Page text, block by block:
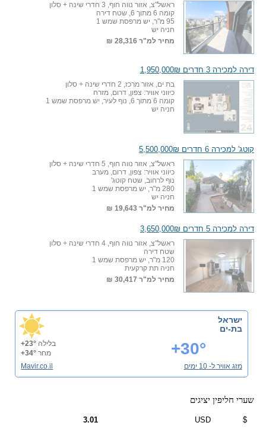
ראשל"צ, אזור נווה חוף, 3 חדרי שינה + סלון
קומה 6 מתוך 6, שטח דירה
95 מ"ר, יש מרפסת שמש 1
חניה יש
מחיר למ"ר 28,316 ₪
דירה למכירה 3 חדרים 1,950,000₪
בת ים, אזור מרכז, 2 חדרי שינה + סלון
כיווני אוויר: צפון, דרום, מזרח
קומה 6 מתוך 6, נוף לעיר, יש מרפסת שמש 1
חניה יש
קוטג' למכירה 6 חדרים 5,500,000₪
ראשל"צ, אזור נווה חוף, 5 חדרי שינה + סלון
כיווני אוויר: צפון, דרום, מערב
נוף לרחוב, שטח קוטג'
280 מ"ר, יש מרפסת שמש 1
חניה יש
מחיר למ"ר 19,643 ₪
דירה למכירה 5 חדרים 3,650,000₪
ראשל"צ, אזור נווה חוף, 4 חדרי שינה + סלון
שטח דירה
120 מ"ר, יש מרפסת שמש 1
חניה תת קרקעית
מחיר למ"ר 30,417 ₪
ישראל
בת-ים
+30° בלילה +23°
מחר +34°
מזג אוויר ל- 10 ימים
Mavir.co.il
שערי חליפין יציגים
$
USD
3.01